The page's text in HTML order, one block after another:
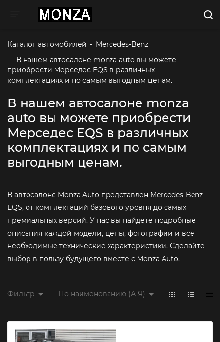
Toggle navigation
Каталог автомобилей - Mercedes-Benz
- В нашем автосалоне monza auto вы можете
приобрести Мерседес EQS в различных
комплектациях и по самым выгодным ценам.
В нашем автосалоне monza
auto вы можете приобрести
Мерседес EQS в различных
комплектациях и по самым
выгодным ценам.
В автосалоне Monza Auto представлен Mercedes-Benz
EQS, от комплектаций базового уровня до самых
премиальных версий. У нас вы найдете подробные
описания каждой модели, цены, фотографии и все
необходимые технические характеристики. Сделайте
выбор в пользу будущего вместе с Monza Auto.
Фильтр По наименованию (А-Я)